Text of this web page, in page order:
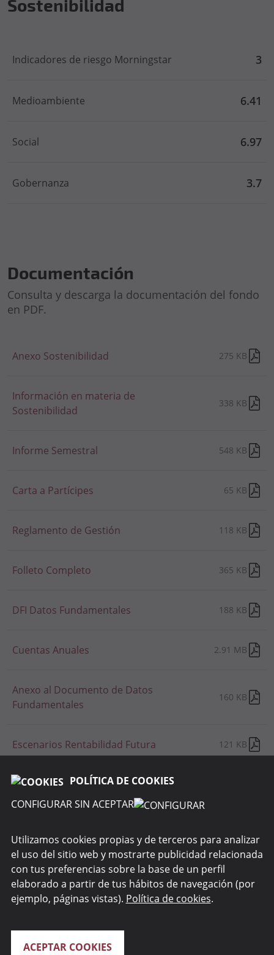
POLÍTICA DE COOKIES
CONFIGURAR SIN ACEPTAR
Utilizamos cookies propias y de terceros para analizar
el uso del sitio web y mostrarte publicidad relacionada
con tus preferencias sobre la base de un perfil
elaborado a partir de tus hábitos de navegación (por
ejemplo, páginas vistas). Política de cookies.
ACEPTAR COOKIES
Sostenibilidad
Indicadores de riesgo Morningstar 3
Medioambiente 6.41
Social 6.97
Gobernanza 3.7
Documentación
Consulta y descarga la documentación del fondo
en PDF.
Anexo Sostenibilidad 275 KB
Información en materia de
Sostenibilidad
338 KB
Informe Semestral 548 KB
Carta a Partícipes 65 KB
Reglamento de Gestión 118 KB
Folleto Completo 365 KB
DFI Datos Fundamentales 188 KB
Cuentas Anuales 2.91 MB
Anexo al Documento de Datos
Fundamentales
160 KB
Escenarios Rentabilidad Futura 121 KB
WEBS DEL GRUPO
SEGURIDAD